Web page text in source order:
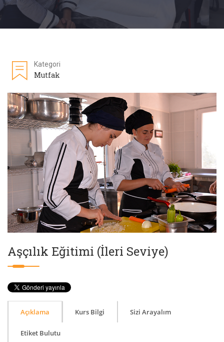
Kategori
Mutfak
Aşçılık Eğitimi (İleri Seviye)
Açıklama Kurs Bilgi Sizi Arayalım
Etiket Bulutu